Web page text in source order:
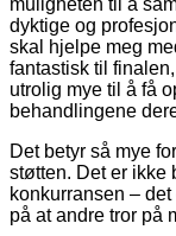
muligheten til å
dyktige og
skal hjelpe meg
fantastisk til
utrolig mye til å få
behandlingene
Det betyr så mye
støtten. Det er ikke
konkurransen –
på at andre tror på